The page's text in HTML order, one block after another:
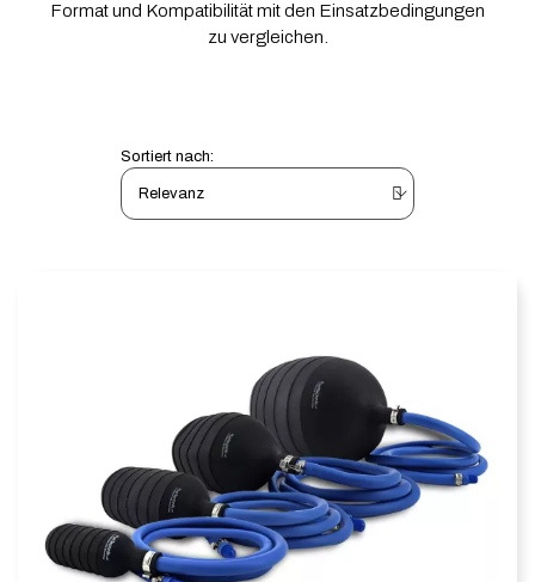
Format und Kompatibilität mit den Einsatzbedingungen
zu vergleichen.
Sortiert nach: